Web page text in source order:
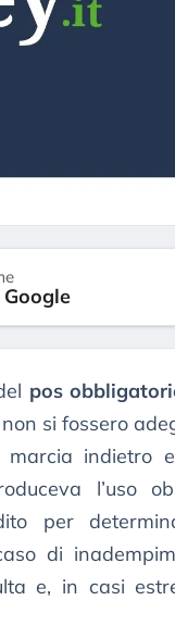
pos
si fossero
indietro
l’uso
per
di
e, in casi
«La
in
Il